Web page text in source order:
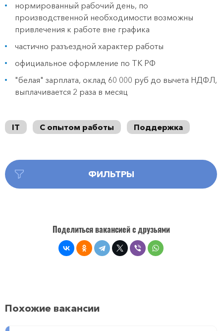
нормированный рабочий день, по
производственной необходимости возможны
привлечения к работе вне графика
частично разъездной характер работы
официальное оформление по ТК РФ
"белая" зарплата, оклад 60 000 руб до вычета НДФЛ,
выплачивается 2 раза в месяц
IT С опытом работы Поддержка
ФИЛЬТРЫ
Поделиться вакансией с друзьями
Похожие вакансии